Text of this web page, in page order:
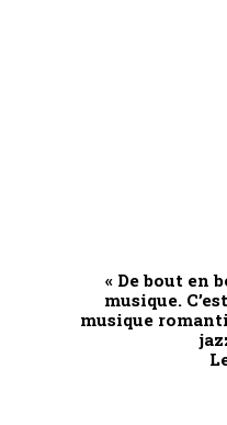
« De bout en
musique.
musique